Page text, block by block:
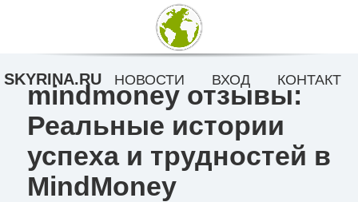
mindmoney отзывы:
Реальные истории
успеха и трудностей в
MindMoney
SKYRINA.RU НОВОСТИ ВХОД КОНТАКТ